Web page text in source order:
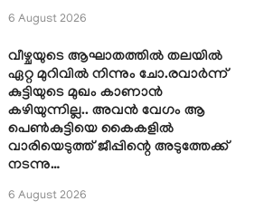
6 August 2026
വീഴ്ചയുടെ ആഘാതത്തിൽ തലയിൽ
ഏറ്റ മുറിവിൽ നിന്നും ചോ.രവാർന്ന്
കുട്ടിയുടെ മുഖം കാണാൻ
കഴിയുന്നില്ല.. അവൻ വേഗം ആ
പെൺകുട്ടിയെ കൈകളിൽ
വാരിയെടുത്ത് ജീപ്പിന്റെ അടുത്തേക്ക്
നടന്നു…
6 August 2026